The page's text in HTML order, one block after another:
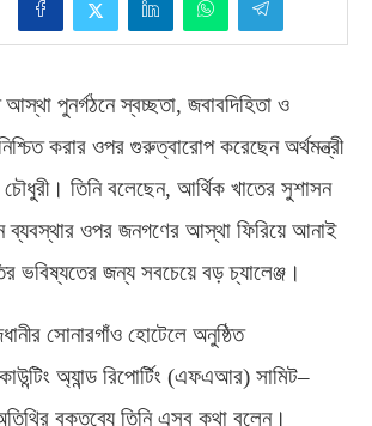
পুনর্গঠনে স্বচ্ছতা, জবাবদিহিতা ও
করার ওপর গুরুত্বারোপ করেছেন অর্থমন্ত্রী
তিনি বলেছেন, আর্থিক খাতের সুশাসন
ব্যবস্থার ওপর জনগণের আস্থা ফিরিয়ে আনাই
ভবিষ্যতের জন্য সবচেয়ে বড় চ্যালেঞ্জ।
সোনারগাঁও হোটেলে অনুষ্ঠিত
অ্যান্ড রিপোর্টিং (এফএআর) সামিট–
বক্তব্যে তিনি এসব কথা বলেন।